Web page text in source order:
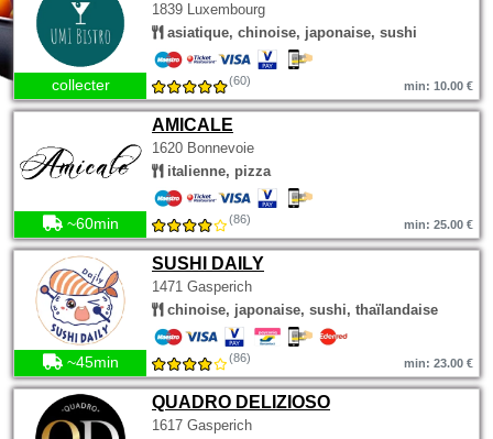
1839 Luxembourg
asiatique, chinoise, japonaise, sushi
collecter (60) min: 10.00 €
AMICALE
1620 Bonnevoie
italienne, pizza
~60min (86) min: 25.00 €
SUSHI DAILY
1471 Gasperich
chinoise, japonaise, sushi, thaïlandaise
~45min (86) min: 23.00 €
QUADRO DELIZIOSO
1617 Gasperich